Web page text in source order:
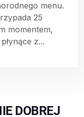
menu.
25
momentem,
z...
DOBREJ